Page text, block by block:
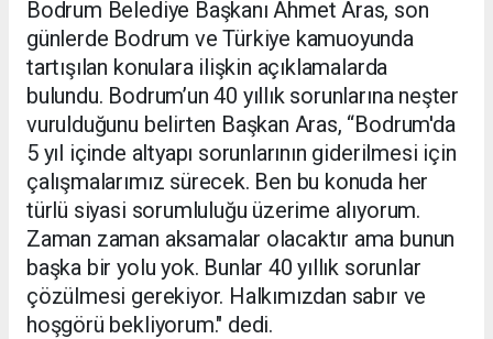
Bodrum Belediye Başkanı Ahmet Aras, son
günlerde Bodrum ve Türkiye kamuoyunda
tartışılan konulara ilişkin açıklamalarda
bulundu. Bodrum’un 40 yıllık sorunlarına neşter
vurulduğunu belirten Başkan Aras, “Bodrum'da
5 yıl içinde altyapı sorunlarının giderilmesi için
çalışmalarımız sürecek. Ben bu konuda her
türlü siyasi sorumluluğu üzerime alıyorum.
Zaman zaman aksamalar olacaktır ama bunun
başka bir yolu yok. Bunlar 40 yıllık sorunlar
çözülmesi gerekiyor. Halkımızdan sabır ve
hoşgörü bekliyorum." dedi.